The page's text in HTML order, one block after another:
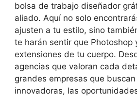
bolsa de trabajo diseñador
aliado. Aquí no solo
ajusten a tu estilo, sino
te harán sentir que Photoshop
extensiones de tu cuerpo.
agencias que valoran cada
grandes empresas que
innovadoras, las